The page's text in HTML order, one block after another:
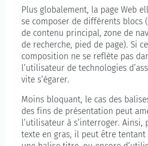
Plus globalement, la page Web
se composer de différents blocs
de contenu principal, zone de
de recherche, pied de page). Si
composition ne se reflète pas
l’utilisateur de technologies
vite s’égarer.
Moins bloquant, le cas des
des fins de présentation peut
l’utilisateur à s’interroger. Ainsi,
texte en gras, il peut être